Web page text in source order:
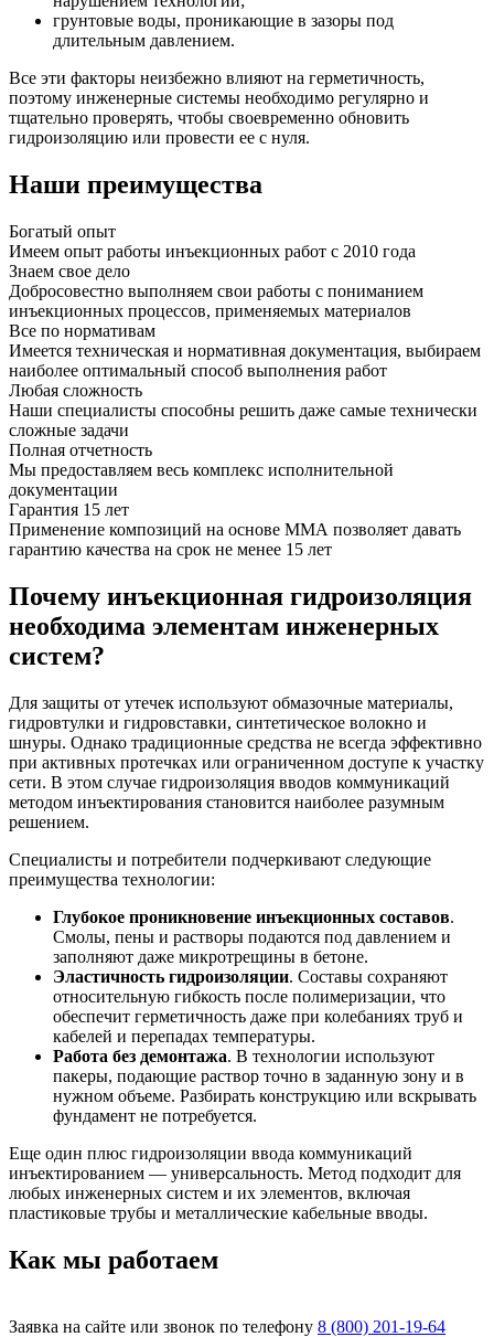
грунтовые воды, проникающие в зазоры под
длительным давлением.
Все эти факторы неизбежно влияют на герметичность,
поэтому инженерные системы необходимо регулярно и
тщательно проверять, чтобы своевременно обновить
гидроизоляцию или провести ее с нуля.
Наши преимущества
Богатый опыт
Имеем опыт работы инъекционных работ с 2010 года
Знаем свое дело
Добросовестно выполняем свои работы с пониманием
инъекционных процессов, применяемых материалов
Все по нормативам
Имеется техническая и нормативная документация, выбираем
наиболее оптимальный способ выполнения работ
Любая сложность
Наши специалисты способны решить даже самые технически
сложные задачи
Полная отчетность
Мы предоставляем весь комплекс исполнительной
документации
Гарантия 15 лет
Применение композиций на основе ММА позволяет давать
гарантию качества на срок не менее 15 лет
Почему инъекционная гидроизоляция
необходима элементам инженерных
систем?
Для защиты от утечек используют обмазочные материалы,
гидровтулки и гидровставки, синтетическое волокно и
шнуры. Однако традиционные средства не всегда эффективно
при активных протечках или ограниченном доступе к участку
сети. В этом случае гидроизоляция вводов коммуникаций
методом инъектирования становится наиболее разумным
решением.
Специалисты и потребители подчеркивают следующие
преимущества технологии:
Глубокое проникновение инъекционных составов.
Смолы, пены и растворы подаются под давлением и
заполняют даже микротрещины в бетоне.
Эластичность гидроизоляции. Составы сохраняют
относительную гибкость после полимеризации, что
обеспечит герметичность даже при колебаниях труб и
кабелей и перепадах температуры.
Работа без демонтажа. В технологии используют
пакеры, подающие раствор точно в заданную зону и в
нужном объеме. Разбирать конструкцию или вскрывать
фундамент не потребуется.
Еще один плюс гидроизоляции ввода коммуникаций
инъектированием — универсальность. Метод подходит для
любых инженерных систем и их элементов, включая
пластиковые трубы и металлические кабельные вводы.
Как мы работаем
Заявка на сайте или звонок по телефону 8 (800) 201-19-64